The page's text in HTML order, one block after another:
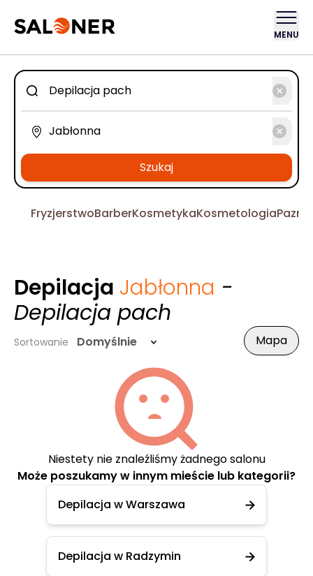
MENU
Szukaj
FryzjerstwoBarberKosmetykaKosmetologia
Depilacja Jabłonna -
Depilacja pach
Sortowanie Domyślnie Mapa
Niestety nie znaleźliśmy żadnego salonu
Może poszukamy w innym mieście lub kategorii?
Depilacja w Warszawa
Depilacja w Radzymin